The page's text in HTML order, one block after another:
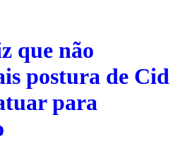
que não
postura de Cid
para